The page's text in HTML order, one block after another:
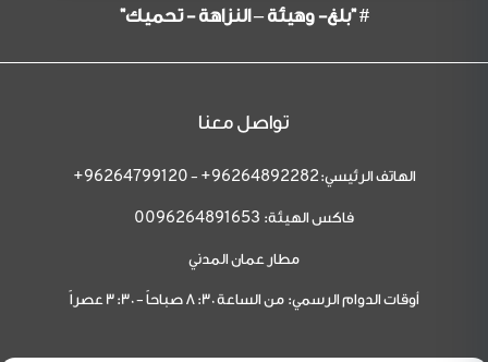
# "بلغ- وهيئة – النزاهة - تحميك"
تواصل معنا
الهاتف الرئيسي: 96264892282+
-
96264799120+
فاكس الهيئة: 0096264891653
مطار عمان المدني
أوقات الدوام الرسمي: من الساعة 8:30 صباحاً - 3:30 عصراً